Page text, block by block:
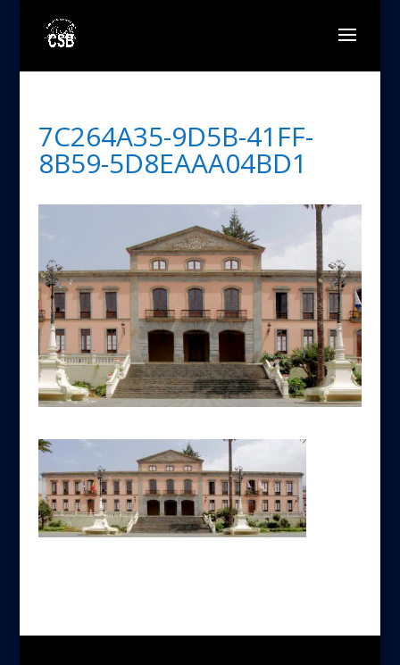
7C264A35-9D5B-41FF-
8B59-5D8EAAA04BD1